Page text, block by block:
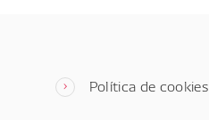
Política de cookies